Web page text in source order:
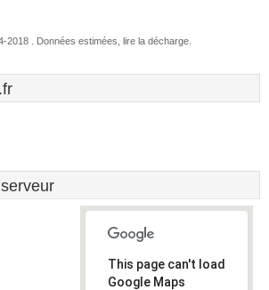
2018 . Données estimées, lire la décharge.
This page can't load
Google Maps